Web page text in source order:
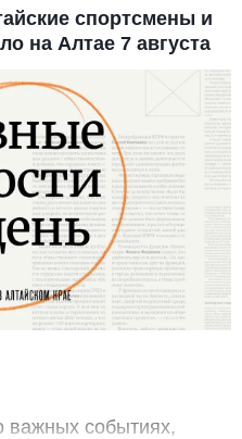
спортсмены и
на Алтае 7 августа
важных событиях,